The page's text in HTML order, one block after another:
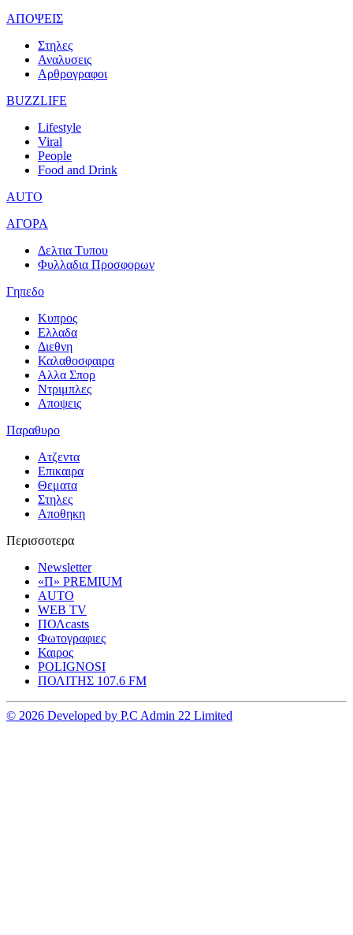
ΑΠΟΨΕΙΣ
Στηλες
Αναλυσεις
Αρθρογραφοι
BUZZLIFE
Lifestyle
Viral
People
Food and Drink
AUTO
ΑΓΟΡΑ
Δελτια Τυπου
Φυλλαδια Προσφορων
Γηπεδο
Κυπρος
Ελλαδα
Διεθνη
Καλαθοσφαιρα
Αλλα Σπορ
Ντριμπλες
Αποψεις
Παραθυρο
Ατζεντα
Επικαιρα
Θεματα
Στηλες
Αποθηκη
Περισσοτερα
Newsletter
«Π» PREMIUM
AUTO
WEB TV
ΠΟΛcasts
Φωτογραφιες
Καιρος
POLIGNOSI
ΠΟΛΙΤΗΣ 107.6 FM
© 2026 Developed by P.C Admin 22 Limited